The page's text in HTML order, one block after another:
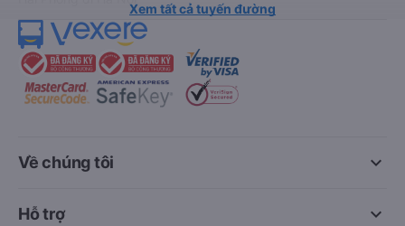
Xem tất cả tuyến đường
keyboard_arrow_down
Về chúng tôi
keyboard_arrow_down
Hỗ trợ